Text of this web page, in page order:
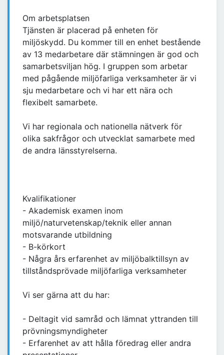
Om arbetsplatsen
Tjänsten är placerad på enheten för
miljöskydd. Du kommer till en enhet bestående
av 13 medarbetare där stämningen är god och
samarbetsviljan hög. I gruppen som arbetar
med pågående miljöfarliga verksamheter är vi
sju medarbetare och vi har ett nära och
flexibelt samarbete.
Vi har regionala och nationella nätverk för
olika sakfrågor och utvecklat samarbete med
de andra länsstyrelserna.
Kvalifikationer
- Akademisk examen inom
miljö/naturvetenskap/teknik eller annan
motsvarande utbildning
- B-körkort
- Några års erfarenhet av miljöbalktillsyn av
tillståndsprövade miljöfarliga verksamheter
Vi ser gärna att du har:
- Deltagit vid samråd och lämnat yttranden till
prövningsmyndigheter
- Erfarenhet av att hålla föredrag eller andra